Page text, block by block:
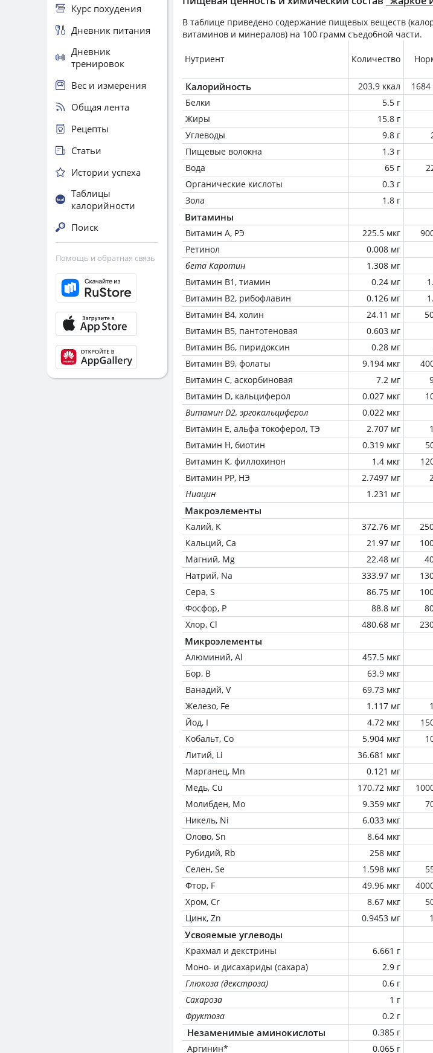
В таблице приведено содержание пищевых веществ
витаминов и минералов) на 100 грамм съедобной части.
Нутриент Количество
Калорийность 203.9 ккал 1684
Белки
5.5 г
Жиры
15.8 г
Углеводы
9.8 г
Пищевые волокна
1.3 г
Вода
65 г
Органические кислоты
0.3 г
Зола
1.8 г
Витамины
Витамин А, РЭ 225.5 мкг
Ретинол
0.008 мг
бета Каротин
1.308 мг
Витамин В1, тиамин
0.24 мг
Витамин В2, рибофлавин
0.126 мг
Витамин В4, холин
24.11 мг
Витамин В5, пантотеновая
0.603 мг
Витамин В6, пиридоксин
0.28 мг
Витамин В9, фолаты
9.194 мкг
Витамин C, аскорбиновая
7.2 мг
Витамин D, кальциферол
0.027 мкг
Витамин D2, эргокальциферол
0.022 мкг
Витамин Е, альфа токоферол, ТЭ
2.707 мг
Витамин Н, биотин
0.319 мкг
Витамин К, филлохинон
1.4 мкг
Витамин РР, НЭ
2.7497 мг
Ниацин
1.231 мг
Макроэлементы
Калий, K 372.76 мг
Кальций, Ca
21.97 мг
Магний, Mg
22.48 мг
Натрий, Na
333.97 мг
Сера, S
86.75 мг
Фосфор, P
88.8 мг
Хлор, Cl
480.68 мг
Микроэлементы
Алюминий, Al 457.5 мкг
Бор, B
63.9 мкг
Ванадий, V
69.73 мкг
Железо, Fe
1.117 мг
Йод, I
4.72 мкг
Кобальт, Co
5.904 мкг
Литий, Li
36.681 мкг
Марганец, Mn
0.121 мг
Медь, Cu
170.72 мкг
Молибден, Mo
9.359 мкг
Никель, Ni
6.033 мкг
Олово, Sn
8.64 мкг
Рубидий, Rb
258 мкг
Селен, Se
1.598 мкг
Фтор, F
49.96 мкг
Хром, Cr
8.67 мкг
Цинк, Zn
0.9453 мг
Усвояемые углеводы
Крахмал и декстрины 6.661 г
Моно- и дисахариды (сахара)
2.9 г
Глюкоза (декстроза)
0.6 г
Сахароза
1 г
Фруктоза
0.2 г
Незаменимые аминокислоты 0.385 г
Аргинин*
0.065 г
Курс похудения
Дневник питания
Дневник
тренировок
Вес и измерения
Общая лента
Рецепты
Статьи
Истории успеха
Таблицы
калорийности
Поиск
Помощь и обратная связь